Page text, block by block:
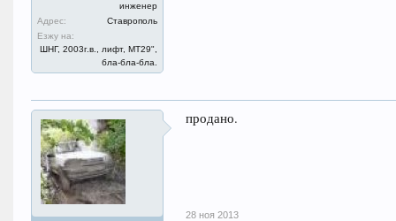
инженер
Адрес:
Ставрополь
Езжу на:
ШНГ, 2003г.в., лифт, МТ29",
бла-бла-бла.
продано.
28 ноя 2013